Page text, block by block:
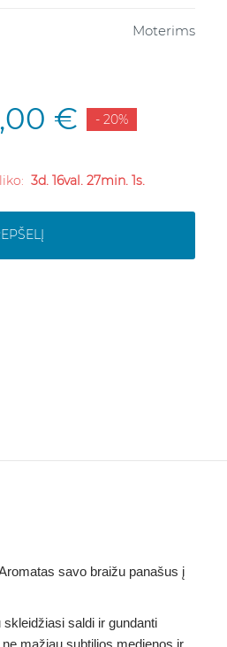
Moterims
€ - 20%
3d. 16val. 27min. 0s.
savo braižu panašus į
saldi ir gundanti